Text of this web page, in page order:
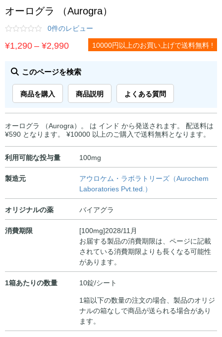
オーログラ （Aurogra）
0件のレビュー
¥1,290–¥2,990価
帯:
¥1,290
¥2,990
10000円以上のお買い上げで送料無料 !
このページを検索
商品を購入 商品説明 よくある質問
オーログラ （Aurogra）。 は インド から発送されます。 配送料は
¥590 となります。 ¥10000 以上のご購入で送料無料となります。
利用可能な投与量 100mg
製造元
アウロケム・ラボラトリーズ（Aurochem
Laboratories Pvt.ted.）
オリジナルの薬 バイアグラ
消費期限
[100mg]2028/11月
お届する製品の消費期限は、ページに記載
されている消費期限よりも長くなる可能性
があります。
1箱あたりの数量
10錠/シート
1箱以下の数量の注文の場合、製品のオリジ
ナルの箱なしで商品が送られる場合があり
ます。